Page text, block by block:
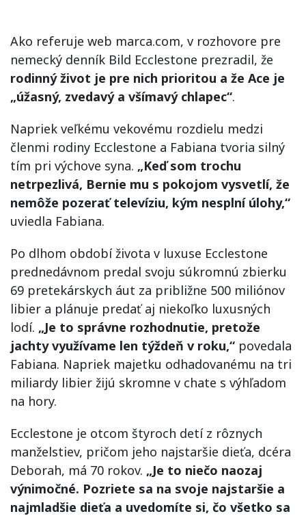
Ako referuje web marca.com, v rozhovore pre
nemecký denník Bild Ecclestone prezradil, že
rodinný život je pre nich prioritou a že Ace je
„úžasný, zvedavý a všímavý chlapec“.
Napriek veľkému vekovému rozdielu medzi
členmi rodiny Ecclestone a Fabiana tvoria silný
tím pri výchove syna. „Keď som trochu
netrpezlivá, Bernie mu s pokojom vysvetlí, že
nemôže pozerať televíziu, kým nesplní úlohy,“
uviedla Fabiana.
Po dlhom období života v luxuse Ecclestone
prednedávnom predal svoju súkromnú zbierku
69 pretekárskych áut za približne 500 miliónov
libier a plánuje predať aj niekoľko luxusných
lodí. „Je to správne rozhodnutie, pretože
jachty využívame len týždeň v roku,“ povedala
Fabiana. Napriek majetku odhadovanému na tri
miliardy libier žijú skromne v chate s výhľadom
na hory.
Ecclestone je otcom štyroch detí z rôznych
manželstiev, pričom jeho najstaršie dieťa, dcéra
Deborah, má 70 rokov. „Je to niečo naozaj
výnimočné. Pozriete sa na svoje najstaršie a
najmladšie dieťa a uvedomíte si, čo všetko sa